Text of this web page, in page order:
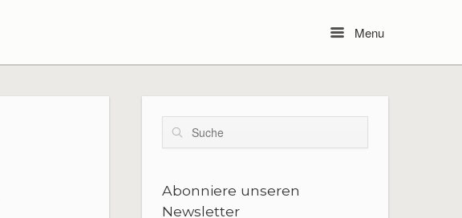
MenuMenu
Suche
Abonniere unseren
Newsletter